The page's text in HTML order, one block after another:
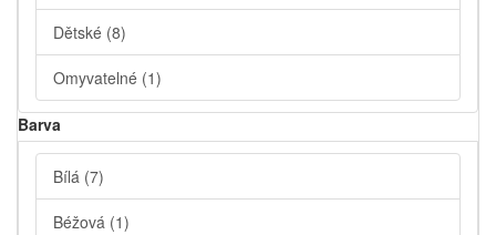
Dětské (8)
Omyvatelné (1)
Barva
Bílá (7)
Béžová (1)